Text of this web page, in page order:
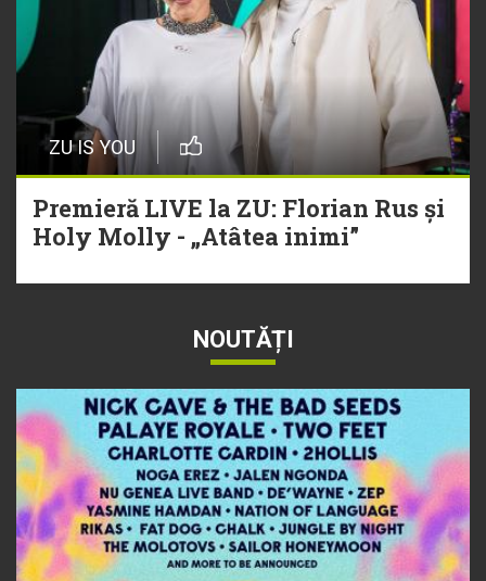
ZU IS YOU
Premieră LIVE la ZU: Florian Rus și
Holy Molly - „Atâtea inimi”
NOUTĂȚI